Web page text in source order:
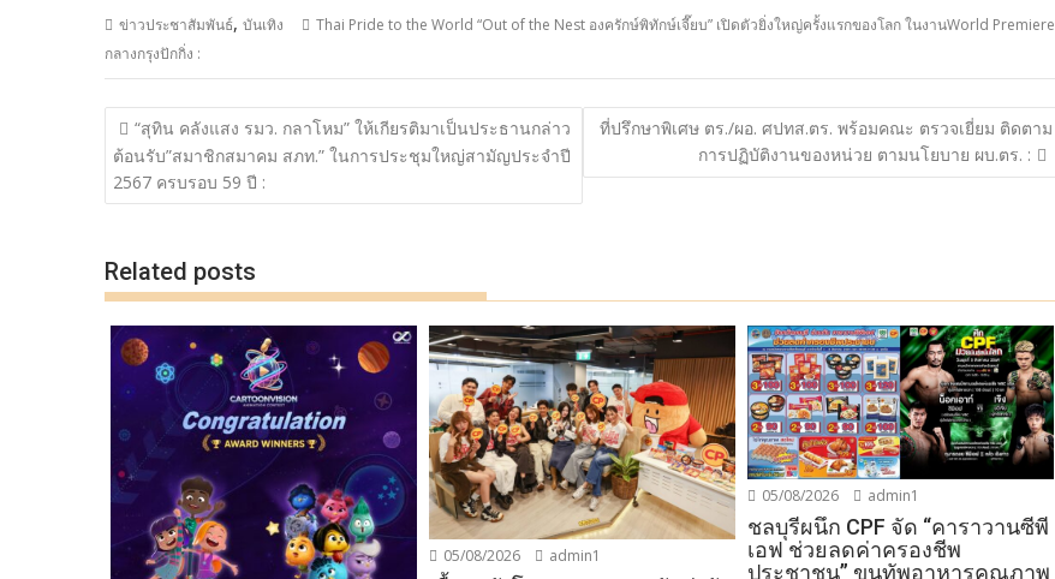
e
b
o
o
k
itt
er
e p
y
Li
n
k
ar
e
ข่าวประชาสัมพันธ์, บันเทิง
Thai Pride to the World “Out of the Nest องครักษ์พิทักษ์เจี๊ยบ” เปิดตัวยิ่งใหญ่ครั้งแรกของโลก ในงานWorld Premiere
กลางกรุงปักกิ่ง :
แนะแนว
เรื่อง
“สุทิน​ คลังแสง​ รมว. กลาโหม” ให้เกียรติมาเป็นประธานกล่าว
ต้อนรับ”สมาชิกสมาคม​ สภท.” ในการประชุมใหญ่สามัญประจำปี
2567 ครบรอบ 59 ปี :
ที่ปรึกษาพิเศษ ตร./ผอ. ศปทส.ตร. พร้อมคณะ ตรวจเยี่ยม ติดตาม
การปฏิบัติงานของหน่วย ตามนโยบาย ผบ.ตร. :
Related posts
05/08/2026 admin1
05/08/2026 admin1
ชลบุรีผนึก CPF จัด “คาราวานซีพี
เอฟ ช่วยลดค่าครองชีพ
ประชาชน” ขนทัพอาหารคุณภาพ